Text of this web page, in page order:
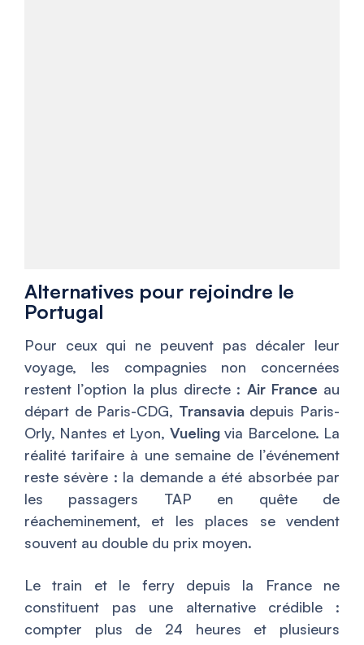
Alternatives pour rejoindre le
Portugal
Pour ceux qui ne peuvent pas décaler leur
voyage, les compagnies non concernées
restent l’option la plus directe : Air France au
départ de Paris-CDG, Transaviadepuis Paris-
Orly, Nantes et Lyon, Vuelingvia Barcelone. La
réalité tarifaire à une semaine de l’événement
reste sévère : la demande a été absorbée par
les passagers TAP en quête de
réacheminement, et les places se vendent
souvent au double du prix moyen.
Le train et le ferry depuis la France ne
constituent pas une alternative crédible :
compter plus de 24 heures et plusieurs